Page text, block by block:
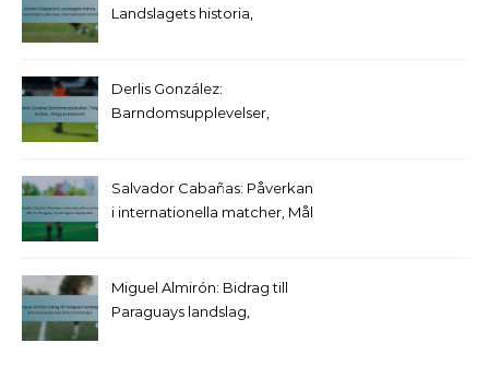
Landslagets historia,
Derlis González:
Barndomsupplevelser,
Salvador Cabañas: Påverkan
i internationella matcher, Mål
Miguel Almirón: Bidrag till
Paraguays landslag,